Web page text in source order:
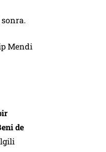
Mendi
de